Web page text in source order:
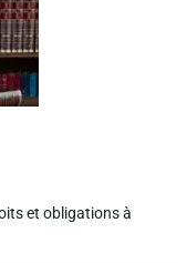
et obligations à